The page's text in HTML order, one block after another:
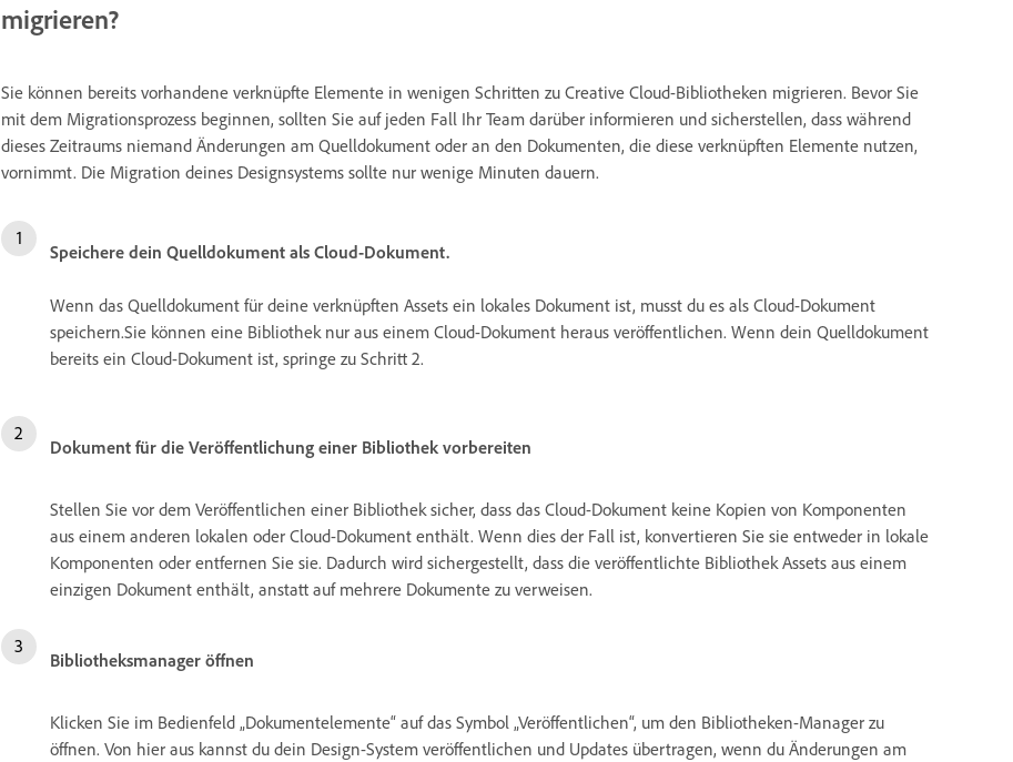
migrieren?
Sie können bereits vorhandene verknüpfte Elemente in wenigen Schritten zu Creative Cloud-Bibliotheken migrieren. Bevor Sie
mit dem Migrationsprozess beginnen, sollten Sie auf jeden Fall Ihr Team darüber informieren und sicherstellen, dass während
dieses Zeitraums niemand Änderungen am Quelldokument oder an den Dokumenten, die diese verknüpften Elemente nutzen,
vornimmt. Die Migration deines Designsystems sollte nur wenige Minuten dauern.
Speichere dein Quelldokument als Cloud-Dokument.
Wenn das Quelldokument für deine verknüpften Assets ein lokales Dokument ist, musst du es als Cloud-Dokument
speichern.Sie können eine Bibliothek nur aus einem Cloud-Dokument heraus veröffentlichen. Wenn dein Quelldokument
bereits ein Cloud-Dokument ist, springe zu Schritt 2.
Dokument für die Veröffentlichung einer Bibliothek vorbereiten
Stellen Sie vor dem Veröffentlichen einer Bibliothek sicher, dass das Cloud-Dokument keine Kopien von Komponenten
aus einem anderen lokalen oder Cloud-Dokument enthält. Wenn dies der Fall ist, konvertieren Sie sie entweder in lokale
Komponenten oder entfernen Sie sie. Dadurch wird sichergestellt, dass die veröffentlichte Bibliothek Assets aus einem
einzigen Dokument enthält, anstatt auf mehrere Dokumente zu verweisen.
Bibliotheksmanager öffnen
Klicken Sie im Bedienfeld „Dokumentelemente“ auf das Symbol „Veröffentlichen“, um den Bibliotheken-Manager zu
öffnen. Von hier aus kannst du dein Design-System veröffentlichen und Updates übertragen, wenn du Änderungen am